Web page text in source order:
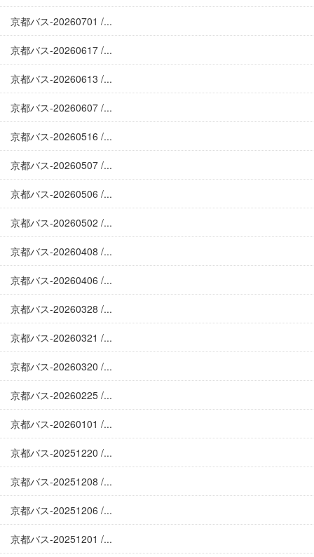
京都バス-20260701 /...
京都バス-20260617 /...
京都バス-20260613 /...
京都バス-20260607 /...
京都バス-20260516 /...
京都バス-20260507 /...
京都バス-20260506 /...
京都バス-20260502 /...
京都バス-20260408 /...
京都バス-20260406 /...
京都バス-20260328 /...
京都バス-20260321 /...
京都バス-20260320 /...
京都バス-20260225 /...
京都バス-20260101 /...
京都バス-20251220 /...
京都バス-20251208 /...
京都バス-20251206 /...
京都バス-20251201 /...